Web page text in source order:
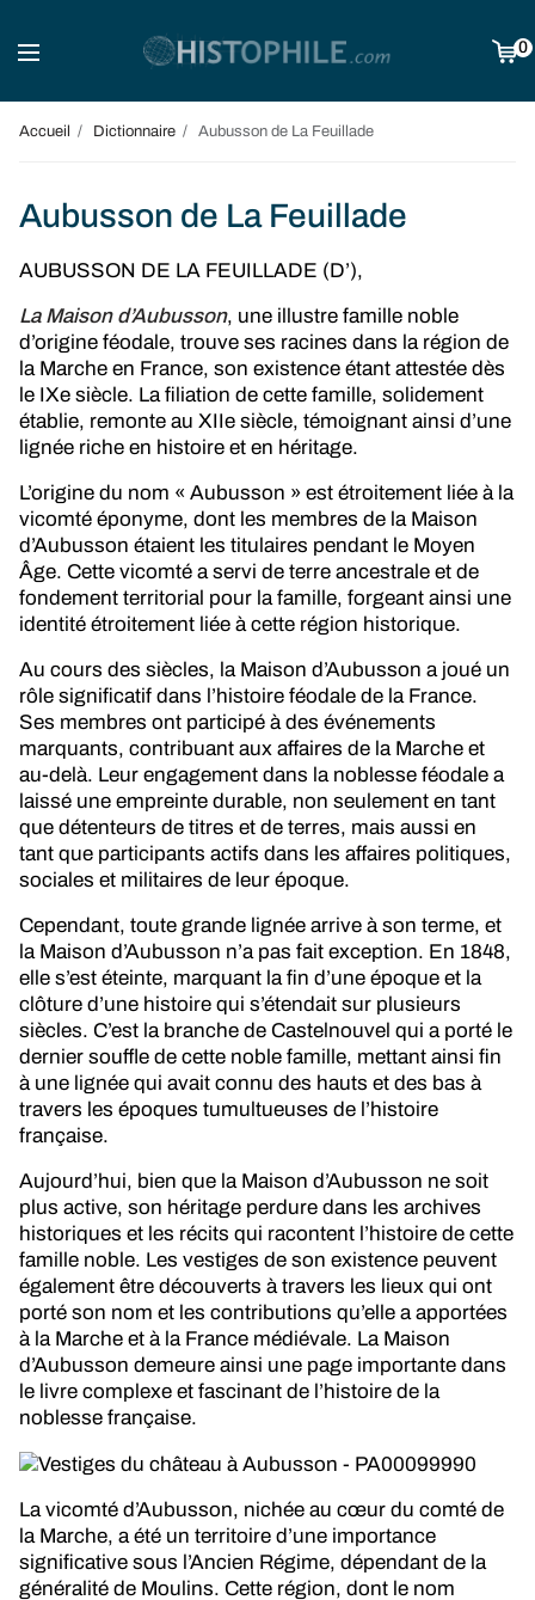
0
Accueil Dictionnaire Aubusson de La Feuillade
Aubusson de La Feuillade
AUBUSSON DE LA FEUILLADE (D’),
La Maison d’Aubusson, une illustre famille noble
d’origine féodale, trouve ses racines dans la région de
la Marche en France, son existence étant attestée dès
le IXe siècle. La filiation de cette famille, solidement
établie, remonte au XIIe siècle, témoignant ainsi d’une
lignée riche en histoire et en héritage.
L’origine du nom « Aubusson » est étroitement liée à la
vicomté éponyme, dont les membres de la Maison
d’Aubusson étaient les titulaires pendant le Moyen
Âge. Cette vicomté a servi de terre ancestrale et de
fondement territorial pour la famille, forgeant ainsi une
identité étroitement liée à cette région historique.
Au cours des siècles, la Maison d’Aubusson a joué un
rôle significatif dans l’histoire féodale de la France.
Ses membres ont participé à des événements
marquants, contribuant aux affaires de la Marche et
au-delà. Leur engagement dans la noblesse féodale a
laissé une empreinte durable, non seulement en tant
que détenteurs de titres et de terres, mais aussi en
tant que participants actifs dans les affaires politiques,
sociales et militaires de leur époque.
Cependant, toute grande lignée arrive à son terme, et
la Maison d’Aubusson n’a pas fait exception. En 1848,
elle s’est éteinte, marquant la fin d’une époque et la
clôture d’une histoire qui s’étendait sur plusieurs
siècles. C’est la branche de Castelnouvel qui a porté le
dernier souffle de cette noble famille, mettant ainsi fin
à une lignée qui avait connu des hauts et des bas à
travers les époques tumultueuses de l’histoire
française.
Aujourd’hui, bien que la Maison d’Aubusson ne soit
plus active, son héritage perdure dans les archives
historiques et les récits qui racontent l’histoire de cette
famille noble. Les vestiges de son existence peuvent
également être découverts à travers les lieux qui ont
porté son nom et les contributions qu’elle a apportées
à la Marche et à la France médiévale. La Maison
d’Aubusson demeure ainsi une page importante dans
le livre complexe et fascinant de l’histoire de la
noblesse française.
La vicomté d’Aubusson, nichée au cœur du comté de
la Marche, a été un territoire d’une importance
significative sous l’Ancien Régime, dépendant de la
généralité de Moulins. Cette région, dont le nom